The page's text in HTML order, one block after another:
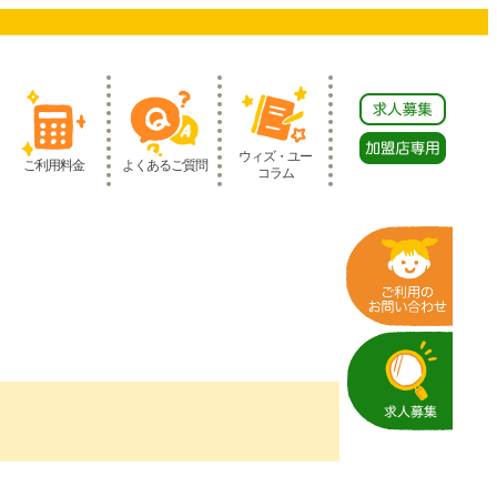
ご利用料金 よくあるご質問
ウィズ・ユー
コラム